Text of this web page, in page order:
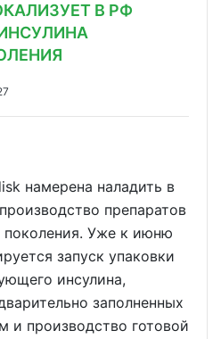
В РФ
намерена наладить в
препаратов
поколения. Уже к июню
запуск упаковки
инсулина,
заполненных
и производство готовой